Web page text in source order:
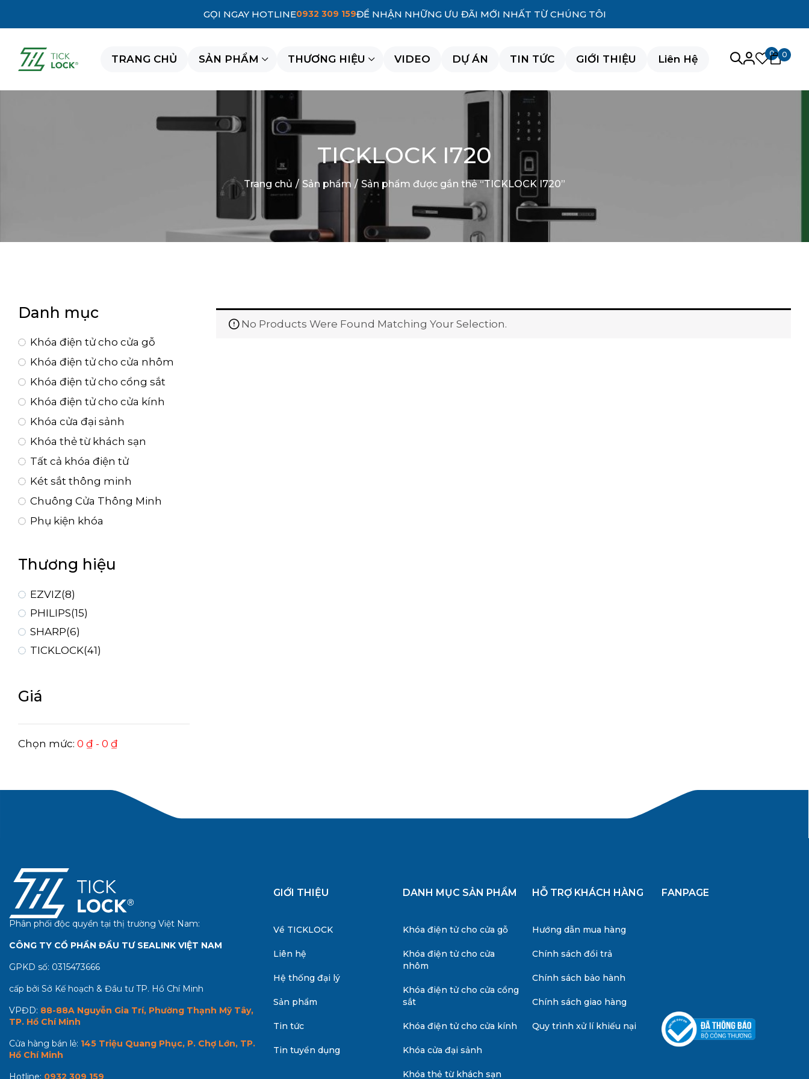
GỌI NGAY HOTLINE0932 309 159ĐỂ NHẬN NHỮNG ƯU ĐÃI MỚI NHẤT TỪ CHÚNG TÔI
TRANG CHỦ SẢN PHẨM THƯƠNG HIỆU VIDEO DỰ ÁN TIN TỨC GIỚI THIỆU Liên Hệ 0 0
TICKLOCK I720
Trang chủ / Sản phẩm / Sản phẩm được gắn thẻ “TICKLOCK I720”
Danh mục
Khóa điện tử cho cửa gỗ
Khóa điện tử cho cửa nhôm
Khóa điện tử cho cổng sắt
Khóa điện tử cho cửa kính
Khóa cửa đại sảnh
Khóa thẻ từ khách sạn
Tất cả khóa điện tử
Két sắt thông minh
Chuông Cửa Thông Minh
Phụ kiện khóa
Giá
Chọn mức: 0 ₫ - 0 ₫
Thương hiệu
EZVIZ(8)
PHILIPS(15)
SHARP(6)
TICKLOCK(41)
No Products Were Found Matching Your Selection.
Phân phối độc quyền tại thị trường Việt Nam:
CÔNG TY CỔ PHẦN ĐẦU TƯ SEALINK VIỆT NAM
GPKD số: 0315473666
cấp bởi Sở Kế hoạch & Đầu tư TP. Hồ Chí Minh
VPĐD: 88-88A Nguyễn Gia Trí, Phường Thạnh Mỹ Tây,
TP. Hồ Chí Minh
Cửa hàng bán lẻ: 145 Triệu Quang Phục, P. Chợ Lớn, TP.
Hồ Chí Minh
Hotline: 0932 309 159
GIỚI THIỆU
Về TICKLOCK
Liên hệ
Hệ thống đại lý
Sản phẩm
Tin tức
Tin tuyển dụng
DANH MỤC SẢN PHẨM
Khóa điện tử cho cửa gỗ
Khóa điện tử cho cửa
nhôm
Khóa điện tử cho cửa cổng
sắt
Khóa điện tử cho cửa kính
Khóa cửa đại sảnh
Khóa thẻ từ khách sạn
HỖ TRỢ KHÁCH HÀNG
Hướng dẫn mua hàng
Chính sách đổi trả
Chính sách bảo hành
Chính sách giao hàng
Quy trình xử lí khiếu nại
FANPAGE